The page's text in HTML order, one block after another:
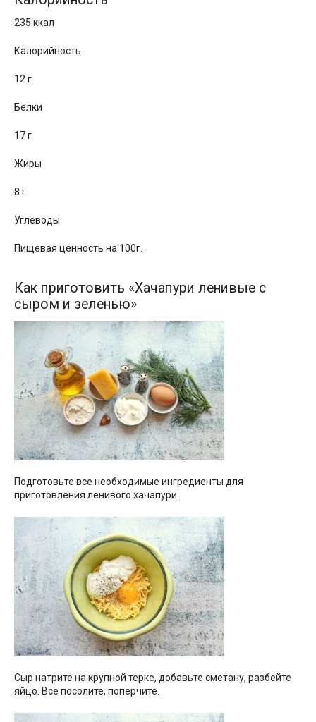
235 ккал
Калорийность
12 г
Белки
17 г
Жиры
8 г
Углеводы
Пищевая ценность на 100г.
Как приготовить «Хачапури ленивые с
сыром и зеленью»
Подготовьте все необходимые ингредиенты для
приготовления ленивого хачапури.
Сыр натрите на крупной терке, добавьте сметану, разбейте
яйцо. Все посолите, поперчите.